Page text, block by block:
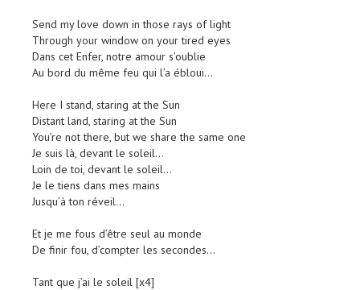
Send my love down in those rays of light
Through your window on your tired eyes
Dans cet Enfer, notre amour s’oublie
Au bord du même feu qui l’a ébloui…
Here I stand, staring at the Sun
Distant land, staring at the Sun
You’re not there, but we share the same one
Je suis là, devant le soleil…
Loin de toi, devant le soleil…
Je le tiens dans mes mains
Jusqu’à ton réveil…
Et je me fous d’être seul au monde
De finir fou, d’compter les secondes…
Tant que j’ai le soleil [x4]